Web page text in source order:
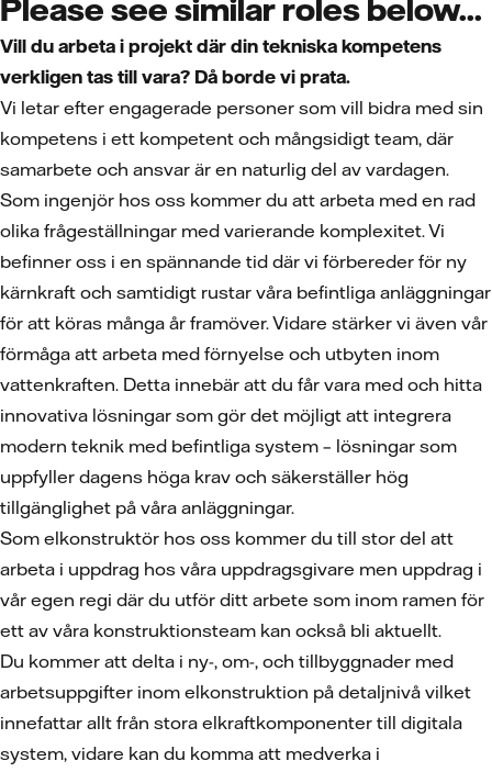
Please see similar roles below...
Vill du arbeta i projekt där din tekniska kompetens
verkligen tas till vara? Då borde vi prata.
Vi letar efter engagerade personer som vill bidra med sin
kompetens i ett kompetent och mångsidigt team, där
samarbete och ansvar är en naturlig del av vardagen.
Som ingenjör hos oss kommer du att arbeta med en rad
olika frågeställningar med varierande komplexitet. Vi
befinner oss i en spännande tid där vi förbereder för ny
kärnkraft och samtidigt rustar våra befintliga anläggningar
för att köras många år framöver. Vidare stärker vi även vår
förmåga att arbeta med förnyelse och utbyten inom
vattenkraften. Detta innebär att du får vara med och hitta
innovativa lösningar som gör det möjligt att integrera
modern teknik med befintliga system – lösningar som
uppfyller dagens höga krav och säkerställer hög
tillgänglighet på våra anläggningar.
Som elkonstruktör hos oss kommer du till stor del att
arbeta i uppdrag hos våra uppdragsgivare men uppdrag i
vår egen regi där du utför ditt arbete som inom ramen för
ett av våra konstruktionsteam kan också bli aktuellt.
Du kommer att delta i ny-, om-, och tillbyggnader med
arbetsuppgifter inom elkonstruktion på detaljnivå vilket
innefattar allt från stora elkraftkomponenter till digitala
system, vidare kan du komma att medverka i